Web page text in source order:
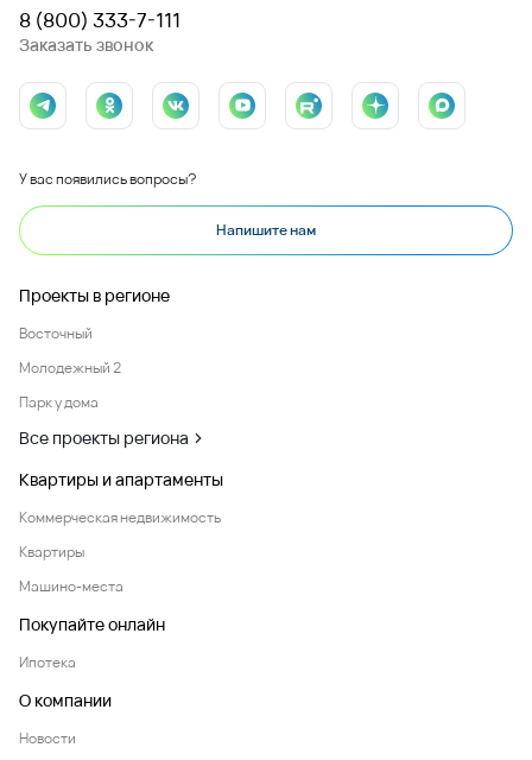
8 (800) 333-7-111
Заказать звонок
У вас появились вопросы?
Напишите нам
Проекты в регионе
Восточный
Молодежный 2
Парк у дома
Все проекты региона
Квартиры и апартаменты
Коммерческая недвижимость
Квартиры
Машино-места
Покупайте онлайн
Ипотека
О компании
Новости